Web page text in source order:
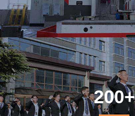
200+